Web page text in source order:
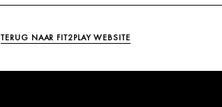
TERUG NAAR FIT2PLAY WEBSITE